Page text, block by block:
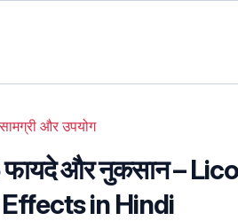
सामग्री और उपयोग
फायदे और नुकसान –
in Hindi